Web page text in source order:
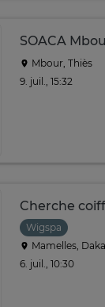
SOACA
Mbour, Thiès
9. juil., 15:32
Cherche
Wigspa
Mamelles,
6. juil., 10:30